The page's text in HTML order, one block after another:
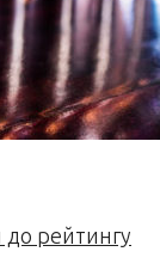
до рейтингу